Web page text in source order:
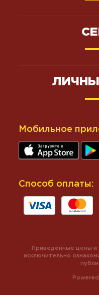
Мобильное
Способ оплаты:
Приведённые цены и
исключительно